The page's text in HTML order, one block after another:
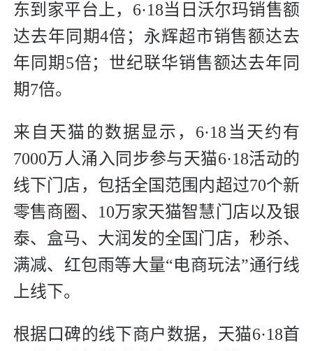
东到家平台上，6·18当日沃尔玛销售额
达去年同期4倍；永辉超市销售额达去
年同期5倍；世纪联华销售额达去年同
期7倍。
来自天猫的数据显示，6·18当天约有
7000万人涌入同步参与天猫6·18活动的
线下门店，包括全国范围内超过70个新
零售商圈、10万家天猫智慧门店以及银
泰、盒马、大润发的全国门店，秒杀、
满减、红包雨等大量“电商玩法”通行线
上线下。
根据口碑的线下商户数据，天猫6·18首